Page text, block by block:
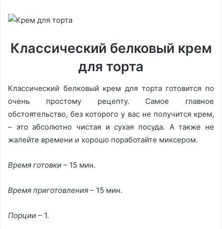
Классический белковый крем
для торта
Классический белковый крем для торта готовится по
очень простому рецепту. Самое главное
обстоятельство, без которого у вас не получится крем,
– это абсолютно чистая и сухая посуда. А также не
жалейте времени и хорошо поработайте миксером.
Время готовки – 15 мин.
Время приготовления – 15 мин.
Порции – 1.